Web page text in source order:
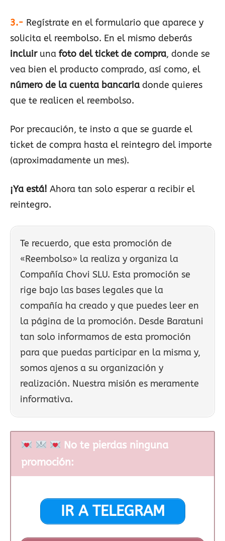
3.- Regístrate en el formulario que aparece y
solicita el reembolso. En el mismo deberás
incluiruna foto del ticket de compra, donde se
vea bien el producto comprado, así como, el
número de la cuenta bancaria donde quieres
que te realicen el reembolso.
Por precaución, te insto a que se guarde el
ticket de compra hasta el reintegro del importe
(aproximadamente un mes).
¡Ya está! Ahora tan solo esperar a recibir el
reintegro.
Te recuerdo, que esta promoción de
«Reembolso» la realiza y organiza la
Compañía Chovi SLU. Esta promoción se
rige bajo las bases legales que la
compañía ha creado y que puedes leer en
la página de la promoción. Desde Baratuni
tan solo informamos de esta promoción
para que puedas participar en la misma y,
somos ajenos a su organización y
realización. Nuestra misión es meramente
informativa.
No te pierdas ninguna
promoción:
IR A TELEGRAM